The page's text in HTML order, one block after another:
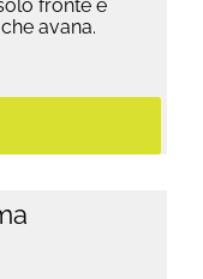
fronte e
avana.